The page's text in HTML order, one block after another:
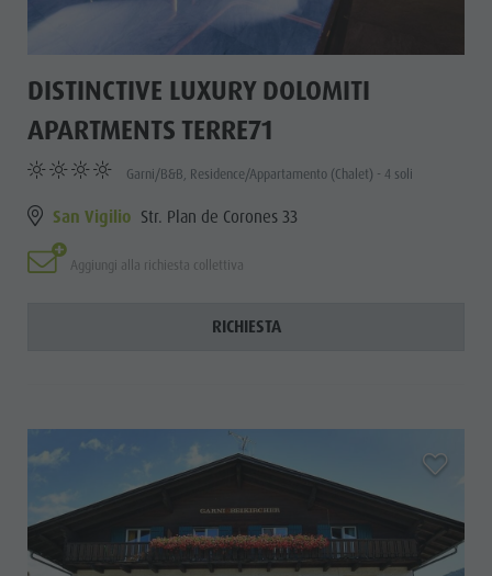
DISTINCTIVE LUXURY DOLOMITI
APARTMENTS TERRE71
Garni/B&B, Residence/Appartamento (Chalet) - 4 soli
San Vigilio Str. Plan de Corones 33
Aggiungi alla richiesta collettiva
RICHIESTA